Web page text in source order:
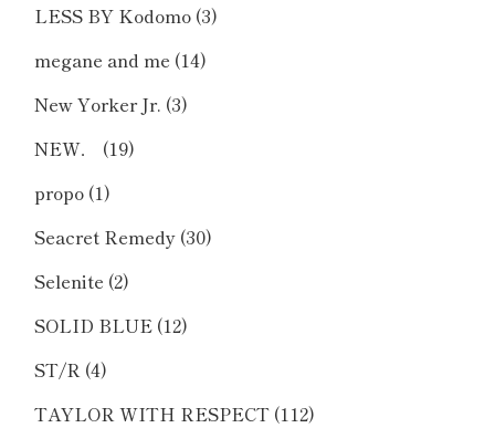
LESS BY Kodomo (3)
megane and me (14)
New Yorker Jr. (3)
NEW．
(19)
propo (1)
Seacret Remedy (30)
Selenite (2)
SOLID BLUE (12)
ST/R (4)
TAYLOR WITH RESPECT (112)